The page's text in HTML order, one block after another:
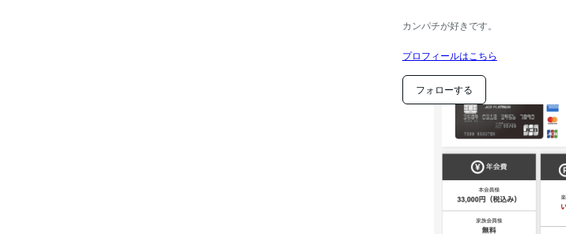
カンパチが好きです。
プロフィールはこちら
フォローする
会費無料で楽天ブラック
ラックカードを持ってい